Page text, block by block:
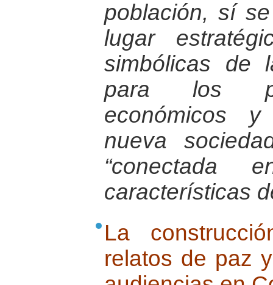
población, sí
lugar
simbólicas de
para los
económicos
nueva
características
La
relatos de paz